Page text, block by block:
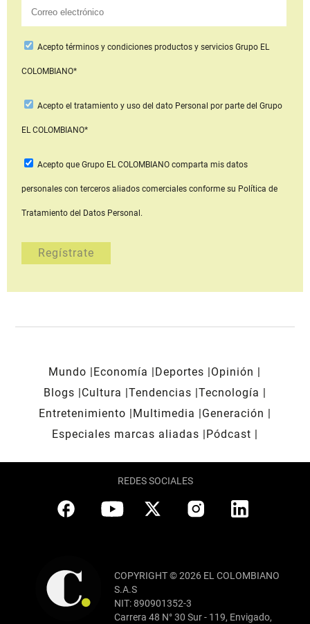
Aceptotérminos y condiciones productos y serviciosGrupo EL
COLOMBIANO*
Acepto el tratamiento y uso del dato Personal por parte del Grupo
EL COLOMBIANO*
Acepto que Grupo EL COLOMBIANOcomparta mis datos
personales con terceros aliados comerciales conforme su Política de
Tratamiento del Datos Personal.
Mundo Economía Deportes
Opinión
Blogs
Cultura Tendencias Tecnología
Entretenimiento
Multimedia
Generación
Especiales marcas aliadas
Pódcast
REDES SOCIALES
COPYRIGHT © 2026 EL COLOMBIANO
S.A.S
NIT: 890901352-3
Carrera 48 N° 30 Sur - 119, Envigado,